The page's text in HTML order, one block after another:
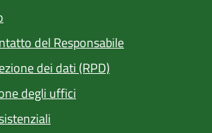
del Responsabile
dei dati (RPD)
degli uffici